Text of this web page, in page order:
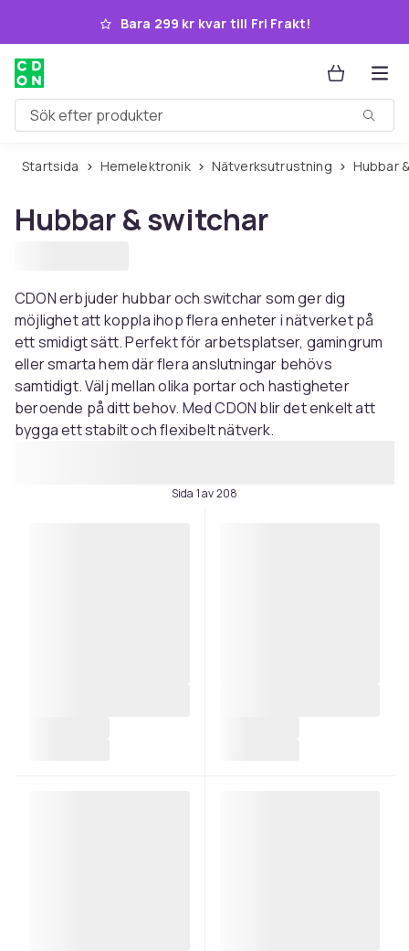
Hoppa till huvudinnehållet
Bara 299 kr kvar till Fri Frakt!
Sök efter produkter
Startsida Hemelektronik Nätverksutrustning Hubbar
Hubbar & switchar
CDON erbjuder hubbar och switchar som ger dig
möjlighet att koppla ihop flera enheter i nätverket på
ett smidigt sätt. Perfekt för arbetsplatser, gamingrum
eller smarta hem där flera anslutningar behövs
samtidigt. Välj mellan olika portar och hastigheter
beroende på ditt behov. Med CDON blir det enkelt att
bygga ett stabilt och flexibelt nätverk.
Sida 1 av 208